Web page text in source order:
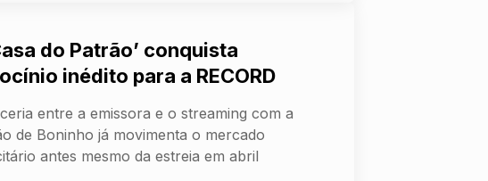
do Patrão’ conquista
inédito para a RECORD
entre a emissora e o streaming com a
de Boninho já movimenta o mercado
antes mesmo da estreia em abril